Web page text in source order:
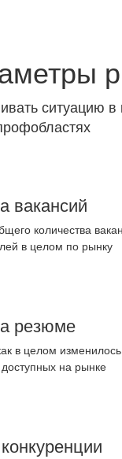
ситуацию в
вакансий
количества
в целом по рынку
резюме
в целом
на рынке